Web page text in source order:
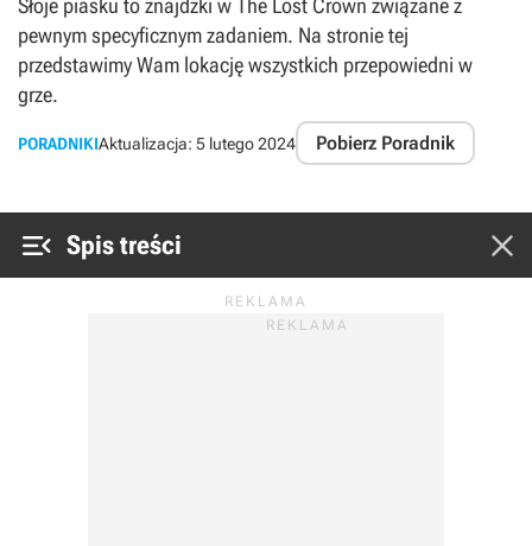
Słoje piasku to znajdźki w The Lost Crown związane z
pewnym specyficznym zadaniem. Na stronie tej
przedstawimy Wam lokację wszystkich przepowiedni w
grze.
PORADNIKIAktualizacja: 5 lutego 2024 Pobierz Poradnik
 Spis treści 